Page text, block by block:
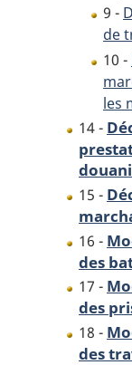
9 -
de
10 -
les
14 -
15 -
16 -
des
17 -
des
18 -
des